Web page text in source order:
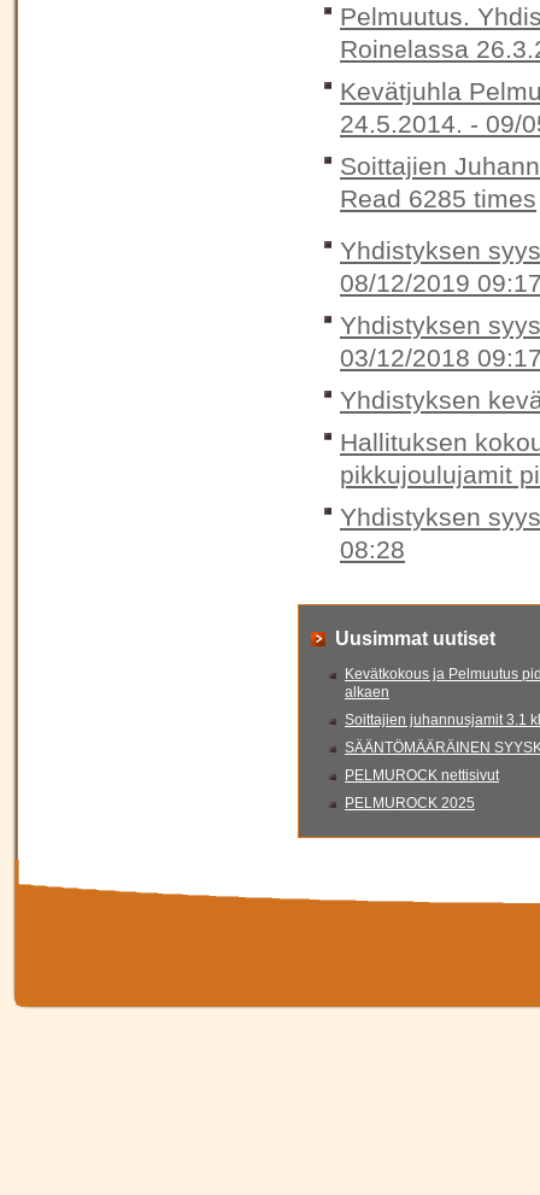
Pelmuutus.
Roinelassa
Kevätjuhla
24.5.2014. - 09/
Soittajien
Read 6285 times
Yhdistyksen
08/12/2019
Yhdistyksen
03/12/2018
Yhdistyksen
Hallituksen
pikkujoulujamit
Yhdistyksen
08:28
Uusimmat uutiset
Kevätkokous ja Pelmuutus
alkaen
Soittajien juhannusjamit 3.1
SÄÄNTÖMÄÄRÄINEN
PELMUROCK nettisivut
PELMUROCK 2025